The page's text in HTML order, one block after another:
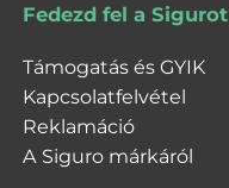
Fedezd fel a Sigurot
Támogatás és GYIK
Kapcsolatfelvétel
Reklamáció
A Siguro márkáról